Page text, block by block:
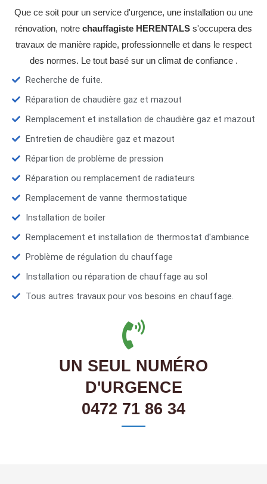
Que ce soit pour un service d'urgence, une installation ou une
rénovation, notre chauffagiste HERENTALS s'occupera des
travaux de manière rapide, professionnelle et dans le respect
des normes. Le tout basé sur un climat de confiance .
Recherche de fuite.
Réparation de chaudière gaz et mazout
Remplacement et installation de chaudière gaz et mazout
Entretien de chaudière gaz et mazout
Répartion de problème de pression
Réparation ou remplacement de radiateurs
Remplacement de vanne thermostatique
Installation de boiler
Remplacement et installation de thermostat d'ambiance
Problème de régulation du chauffage
Installation ou réparation de chauffage au sol
Tous autres travaux pour vos besoins en chauffage.
UN SEUL NUMÉRO
D'URGENCE
0472 71 86 34